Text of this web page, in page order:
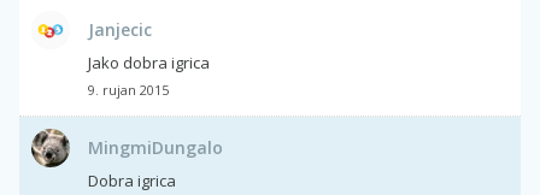
Janjecic
Jako dobra igrica
9. rujan 2015
MingmiDungalo
Dobra igrica